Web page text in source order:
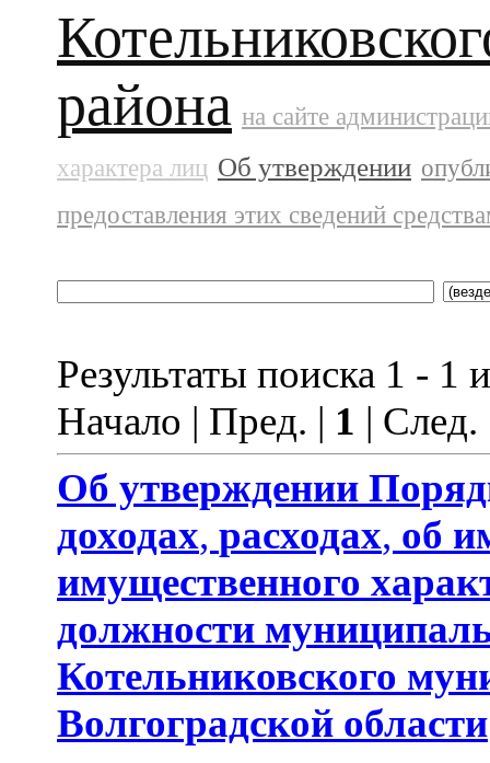
района на сайте
характера лиц Об утверждении
предоставления этих сведений
Результаты поиска 1 - 1
Начало | Пред. | 1 |
Об утверждении
доходах, расходах, об
имущественного
должности
Котельниковского
Волгоградской области